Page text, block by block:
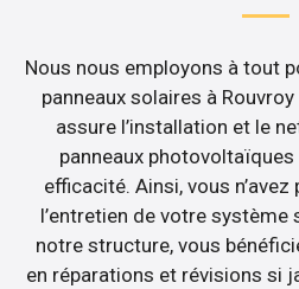
Nous nous employons à tout
panneaux solaires à
assure l’installation et le
panneaux
efficacité. Ainsi, vous
l’entretien de votre système
notre structure, vous
en réparations et révisions si